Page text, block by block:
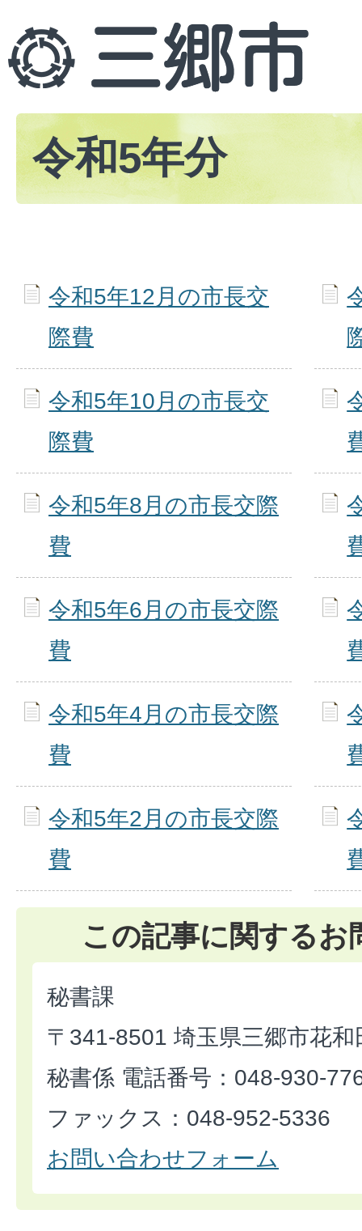
令和5年分
令和5年12月の市長交
際費
令和5年10月の市長交
際費
令和5年8月の市長交際
費
令和5年6月の市長交際
費
令和5年4月の市長交際
費
令和5年2月の市長交際
費
この記事に関するお
秘書課
〒341-8501 埼玉県三郷市花
秘書係 電話番号：048-930-
ファックス：048-952-5336
お問い合わせフォーム